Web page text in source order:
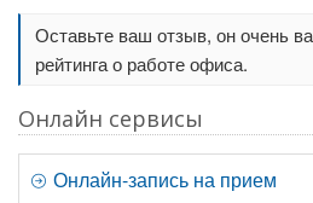
Оставьте ваш отзыв, он очень
рейтинга о работе офиса.
Онлайн сервисы
Онлайн-запись на прием